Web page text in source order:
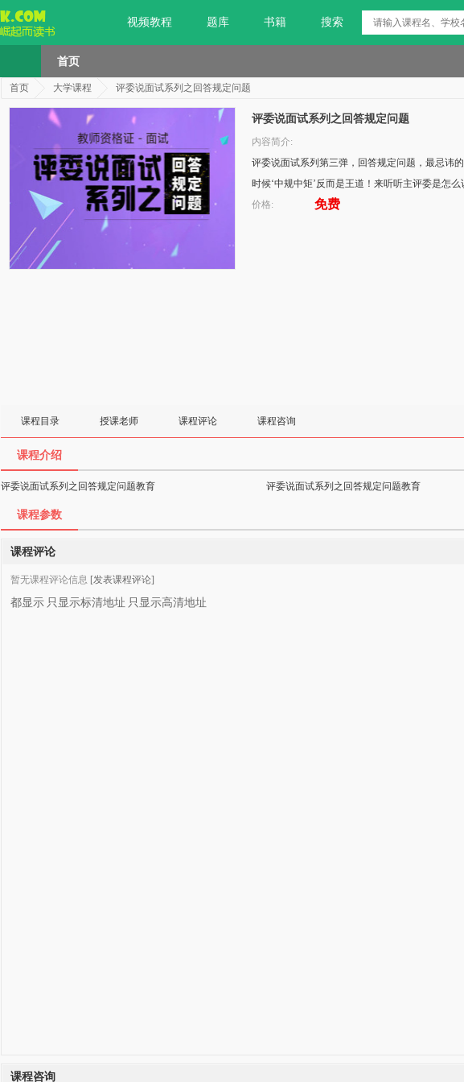
视频教程 题库 书籍 搜索
首页
首页 大学课程 评委说面试系列之回答规定问题
评委说面试系列之回答规定问题
内容简介:
评委说面试系列第三弹，回答规定问题，最忌讳
时候‘中规中矩’反而是王道！来听听主评委是怎
价格:
免费
课程目录 授课老师 课程评论 课程咨询
课程介绍
评委说面试系列之回答规定问题教育 评委说面试系列之回答规定问题教育
课程参数
课程评论
暂无课程评论信息 [发表课程评论]
都显示 只显示标清地址 只显示高清地址
课程咨询